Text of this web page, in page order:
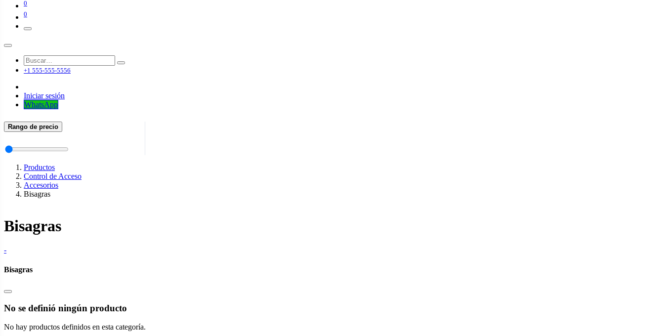
0
0
+1 555-555-5556
Iniciar sesión
WhatsApp
Rango de precio
Productos
Control de Acceso
Accesorios
Bisagras
Bisagras
-
Bisagras
No se definió ningún producto
No hay productos definidos en esta categoría.